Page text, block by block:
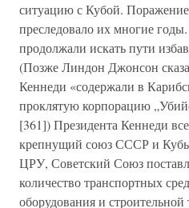
ситуацию с Кубой.
преследовало их многие
продолжали искать пути
(Позже Линдон Джонсон
Кеннеди «содержали в
проклятую корпорацию
[361]) Президента Кеннеди
крепнущий союз СССР и
ЦРУ, Советский Союз
количество транспортных
оборудования и